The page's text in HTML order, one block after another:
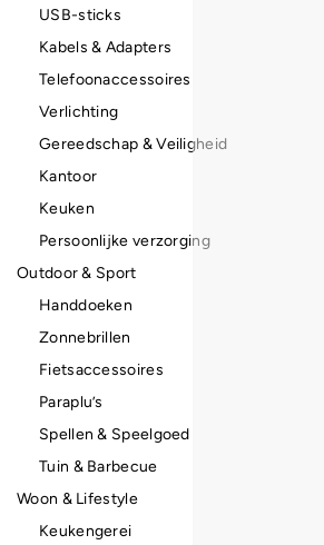
USB-sticks
Kabels & Adapters
Telefoonaccessoires
Verlichting
Gereedschap & Veiligheid
Kantoor
Keuken
Persoonlijke verzorging
Outdoor & Sport
Handdoeken
Zonnebrillen
Fietsaccessoires
Paraplu’s
Spellen & Speelgoed
Tuin & Barbecue
Woon & Lifestyle
Keukengerei